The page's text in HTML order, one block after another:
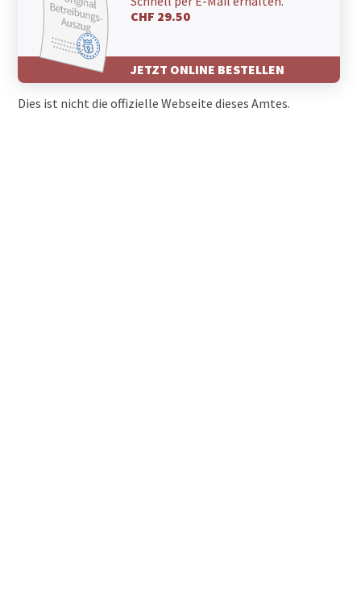
CHF 29.50
JETZT ONLINE BESTELLEN
Dies ist nicht die offizielle Webseite dieses Amtes.